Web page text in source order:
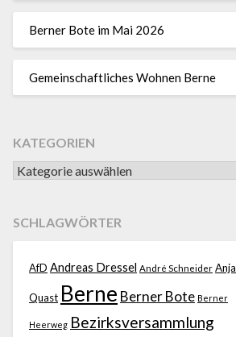
Berner Bote im Mai 2026
Gemeinschaftliches Wohnen Berne
KATEGORIEN
SCHLAGWÖRTER
AfD Andreas Dressel André Schneider Anja
Quast Berne Berner Bote Berner
Heerweg Bezirksversammlung